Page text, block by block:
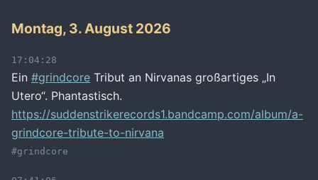
Montag, 3. August 2026
17:04:28
Ein #grindcore Tribut an Nirvanas großartiges „In
Utero“. Phantastisch.
https://suddenstrikerecords1.bandcamp.com/album/a-
grindcore-tribute-to-nirvana
#grindcore